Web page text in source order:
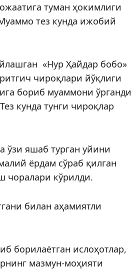
туман ҳокимлиги
тез кунда ижобий
«Нур Ҳайдар бобо»
чироқлари йўқлиги
бориб муаммони ўрганди
кунда тунги чироқлар
ўзи яшаб турган уйини
ёрдам сўраб қилган
чоралари кўрилди.
билан аҳамиятли
борилаётган ислоҳотлар,
мазмун-моҳияти